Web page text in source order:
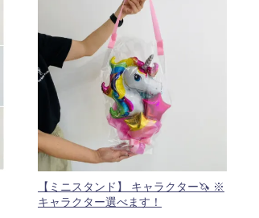
【ミニスタンド】 キャラクター🦄 ※
キャラクター選べます！